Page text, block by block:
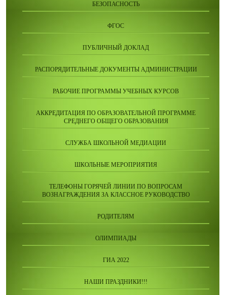
БЕЗОПАСНОСТЬ
ФГОС
ПУБЛИЧНЫЙ ДОКЛАД
РАСПОРЯДИТЕЛЬНЫЕ ДОКУМЕНТЫ АДМИНИСТРАЦИИ
РАБОЧИЕ ПРОГРАММЫ УЧЕБНЫХ КУРСОВ
АККРЕДИТАЦИЯ ПО ОБРАЗОВАТЕЛЬНОЙ ПРОГРАММЕ
СРЕДНЕГО ОБЩЕГО ОБРАЗОВАНИЯ
СЛУЖБА ШКОЛЬНОЙ МЕДИАЦИИ
ШКОЛЬНЫЕ МЕРОПРИЯТИЯ
ТЕЛЕФОНЫ ГОРЯЧЕЙ ЛИНИИ ПО ВОПРОСАМ
ВОЗНАГРАЖДЕНИЯ ЗА КЛАССНОЕ РУКОВОДСТВО
РОДИТЕЛЯМ
ОЛИМПИАДЫ
ГИА 2022
НАШИ ПРАЗДНИКИ!!!